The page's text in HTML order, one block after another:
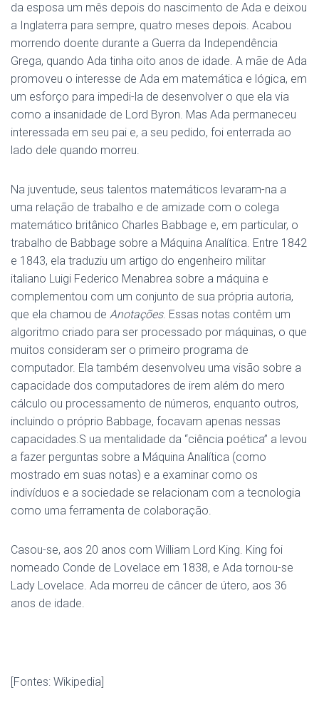
da esposa um mês depois do nascimento de Ada e deixou
a Inglaterra para sempre, quatro meses depois. Acabou
morrendo doente durante a Guerra da Independência
Grega, quando Ada tinha oito anos de idade. A mãe de Ada
promoveu o interesse de Ada em matemática e lógica, em
um esforço para impedi-la de desenvolver o que ela via
como a insanidade de Lord Byron. Mas Ada permaneceu
interessada em seu pai e, a seu pedido, foi enterrada ao
lado dele quando morreu.
Na juventude, seus talentos matemáticos levaram-na a
uma relação de trabalho e de amizade com o colega
matemático britânico Charles Babbage e, em particular, o
trabalho de Babbage sobre a Máquina Analítica. Entre 1842
e 1843, ela traduziu um artigo do engenheiro militar
italiano Luigi Federico Menabrea sobre a máquina e
complementou com um conjunto de sua própria autoria,
que ela chamou de Anotações. Essas notas contêm um
algoritmo criado para ser processado por máquinas, o que
muitos consideram ser o primeiro programa de
computador. Ela também desenvolveu uma visão sobre a
capacidade dos computadores de irem além do mero
cálculo ou processamento de números, enquanto outros,
incluindo o próprio Babbage, focavam apenas nessas
capacidades.S ua mentalidade da “ciência poética” a levou
a fazer perguntas sobre a Máquina Analítica (como
mostrado em suas notas) e a examinar como os
indivíduos e a sociedade se relacionam com a tecnologia
como uma ferramenta de colaboração.
Casou-se, aos 20 anos com William Lord King. King foi
nomeado Conde de Lovelace em 1838, e Ada tornou-se
Lady Lovelace. Ada morreu de câncer de útero, aos 36
anos de idade.
[Fontes: Wikipedia]